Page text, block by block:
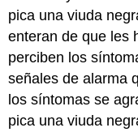
pica una viuda
enteran de que les
perciben los
señales de alarma
los síntomas se
pica una viuda